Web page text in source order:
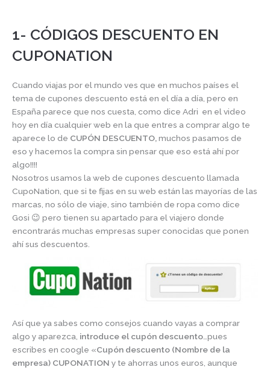
1- CÓDIGOS DESCUENTO EN
CUPONATION
Cuando viajas por el mundo ves que en muchos países el
tema de cupones descuento está en el día a día, pero en
España parece que nos cuesta, como dice Adri en el video
hoy en día cualquier web en la que entres a comprar algo te
aparece lo de CUPÓN DESCUENTO, muchos pasamos de
eso y hacemos la compra sin pensar que eso está ahí por
algo!!!!
Nosotros usamos la web de cupones descuento llamada
CupoNation, que si te fijas en su web están las mayorías de las
marcas, no sólo de viaje, sino también de ropa como dice
Gosi 😉 pero tienen su apartado para el viajero donde
encontrarás muchas empresas super conocidas que ponen
ahí sus descuentos.
Así que ya sabes como consejos cuando vayas a comprar
algo y aparezca, introduce el cupón descuento …pues
escribes en coogle «Cupón descuento (Nombre de la
empresa) CUPONATION y te ahorras unos euros, aunque